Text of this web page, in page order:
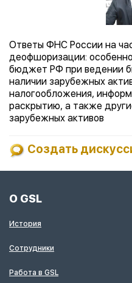
Ответы ФНС России на
деофшоризации:
бюджет РФ при ведении
наличии зарубежных
налогообложения,
раскрытию, а также
зарубежных активов
Создать
О GSL
История
Сотрудники
Работа в GSL